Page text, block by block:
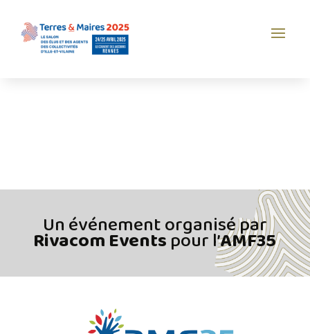
Un événement organisé par
Rivacom Eventspour l’AMF35